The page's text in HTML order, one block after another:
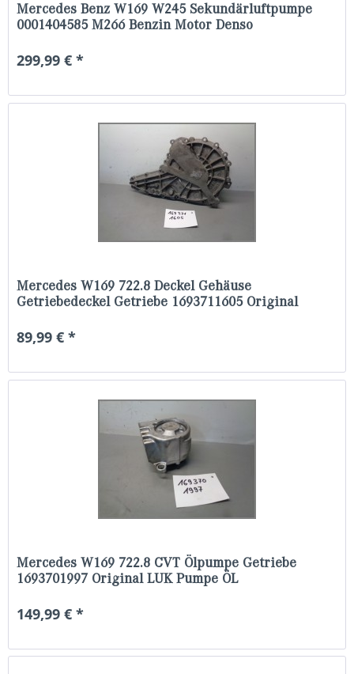
Mercedes Benz W169 W245 Sekundärluftpumpe
0001404585 M266 Benzin Motor Denso
299,99 € *
Mercedes W169 722.8 Deckel Gehäuse
Getriebedeckel Getriebe 1693711605 Original
89,99 € *
Mercedes W169 722.8 CVT Ölpumpe Getriebe
1693701997 Original LUK Pumpe ÖL
149,99 € *